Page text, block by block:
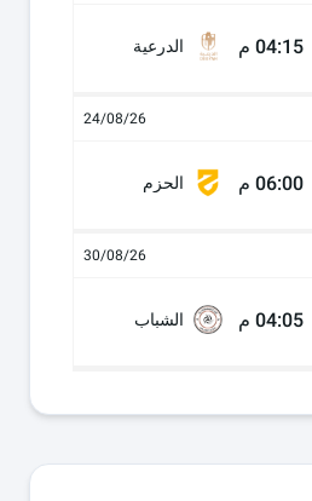
04:15 م الدرعية
24/08/26
06:00 م الحزم
30/08/26
04:05 م الشباب